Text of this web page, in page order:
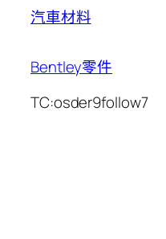
汽車材料
Bentley零件
TC:osder9follow7